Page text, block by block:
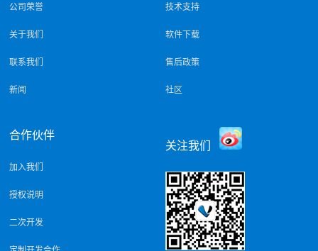
公司荣誉
关于我们
联系我们
新闻
技术支持
软件下载
售后政策
社区
合作伙伴
加入我们
授权说明
二次开发
关注我们